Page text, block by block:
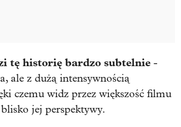
tę historię bardzo subtelnie -
ale z dużą intensywnością
czemu widz przez większość filmu
jej perspektywy.